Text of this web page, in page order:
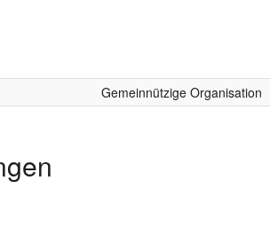
Gemeinnützige Organisation